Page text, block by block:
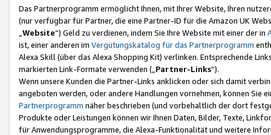
Das Partnerprogramm ermöglicht Ihnen, mit Ihrer Website, Ihren
(nur verfügbar für Partner, die eine Partner-ID für die Amazon UK
Website“) Geld zu verdienen, indem Sie Ihre Website mit einer der in
ist, einer anderen im Vergütungskatalog für das Partnerprogramm
Alexa Skill (über das Alexa Shopping Kit) verlinken. Entsprechende
markierten Link-Formate verwenden („ Partner-Links“).
Wenn unsere Kunden die Partner-Links anklicken oder sich damit
angeboten werden, oder andere Handlungen vornehmen, können Sie
Partnerprogramm näher beschrieben (und vorbehaltlich der dort
Produkte oder Leistungen können wir Ihnen Daten, Bilder, Texte,
für Anwendungsprogramme, die Alexa-Funktionalität und weitere